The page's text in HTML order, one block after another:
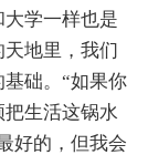
学一样也是
地里，我们
础。“如果你
生活这锅水
好的，但我会